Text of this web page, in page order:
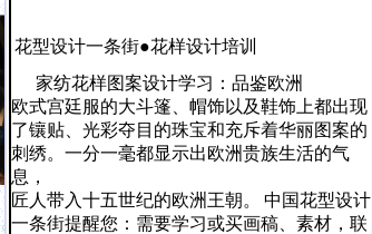
花型设计一条街●花样设计培训
家纺花样图案设计学习：品鉴欧洲
欧式宫廷服的大斗篷、帽饰以及鞋饰上都出现
了镶贴、光彩夺目的珠宝和充斥着华丽图案的
刺绣。一分一毫都显示出欧洲贵族生活的气
息，
匠人带入十五世纪的欧洲王朝。
中国花型设计
一条街提醒您：需要学习或买画稿、素材，联